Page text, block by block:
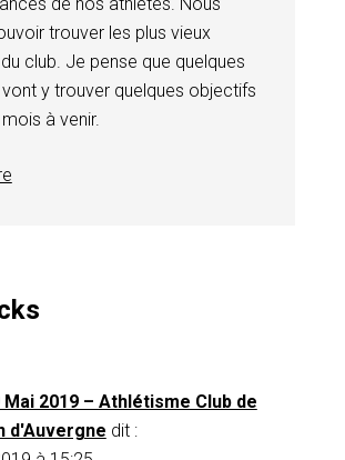
trouver les plus vieux
club. Je pense que quelques
y trouver quelques objectifs
à venir.
Mai 2019 – Athlétisme Club de
d'Auvergne dit :